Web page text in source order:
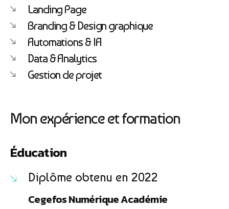
Landing Page
Branding & Design graphique
Automations & IA
Data & Analytics
Gestion de projet
Mon expérience et formation
Éducation
Diplôme obtenu en 2022
Cegefos Numérique Académie